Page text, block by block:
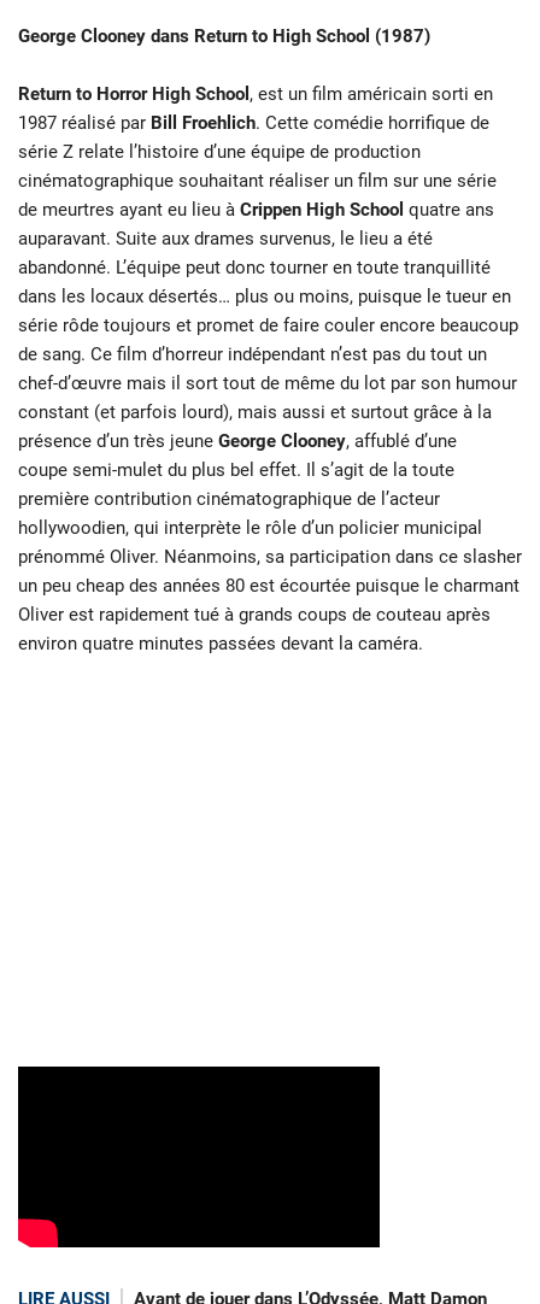
George Clooney dans Return to High School (1987)
Return to Horror High School , est un film américain sorti en
1987 réalisé par Bill Froehlich. Cette comédie horrifique de
série Z relate l’histoire d’une équipe de production
cinématographique souhaitant réaliser un film sur une série
de meurtres ayant eu lieu à Crippen High School quatre ans
auparavant. Suite aux drames survenus, le lieu a été
abandonné. L’équipe peut donc tourner en toute tranquillité
dans les locaux désertés… plus ou moins, puisque le tueur en
série rôde toujours et promet de faire couler encore beaucoup
de sang. Ce film d’horreur indépendant n’est pas du tout un
chef-d’œuvre mais il sort tout de même du lot par son humour
constant (et parfois lourd), mais aussi et surtout grâce à la
présence d’un très jeune George Clooney, affublé d’une
coupe semi-mulet du plus bel effet. Il s’agit de la toute
première contribution cinématographique de l’acteur
hollywoodien, qui interprète le rôle d’un policier municipal
prénommé Oliver. Néanmoins, sa participation dans ce slasher
un peu cheap des années 80 est écourtée puisque le charmant
Oliver est rapidement tué à grands coups de couteau après
environ quatre minutes passées devant la caméra.
LIRE AUSSI Avant de jouer dans L’Odyssée, Matt Damon